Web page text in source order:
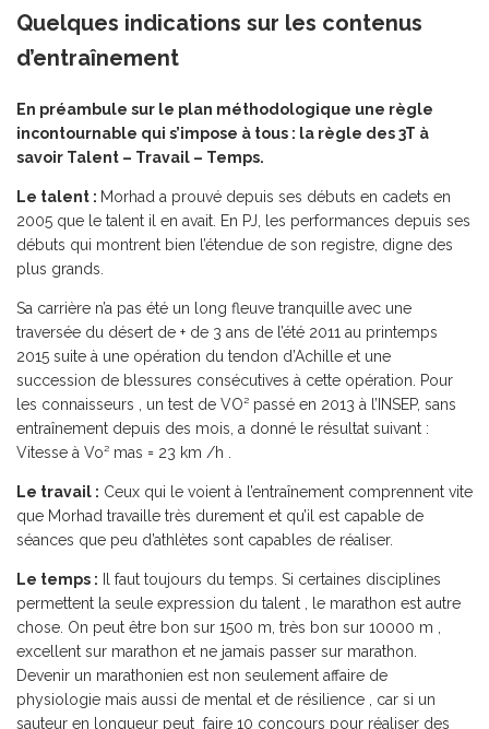
Quelques indications sur les contenus
d’entraînement
En préambule sur le plan méthodologique une règle
incontournable qui s’impose à tous : la règle des 3T à
savoir Talent – Travail – Temps.
Le talent : Morhad a prouvé depuis ses débuts en cadets en
2005 que le talent il en avait. En PJ, les performances depuis ses
débuts qui montrent bien l’étendue de son registre, digne des
plus grands.
Sa carrière n’a pas été un long fleuve tranquille avec une
traversée du désert de + de 3 ans de l’été 2011 au printemps
2015 suite à une opération du tendon d’Achille et une
succession de blessures consécutives à cette opération. Pour
les connaisseurs , un test de VO² passé en 2013 à l’INSEP, sans
entraînement depuis des mois, a donné le résultat suivant :
Vitesse à Vo² mas = 23 km /h .
Le travail : Ceux qui le voient à l’entraînement comprennent vite
que Morhad travaille très durement et qu’il est capable de
séances que peu d’athlètes sont capables de réaliser.
Le temps : Il faut toujours du temps. Si certaines disciplines
permettent la seule expression du talent , le marathon est autre
chose. On peut être bon sur 1500 m, très bon sur 10000 m ,
excellent sur marathon et ne jamais passer sur marathon.
Devenir un marathonien est non seulement affaire de
physiologie mais aussi de mental et de résilience , car si un
sauteur en longueur peut faire 10 concours pour réaliser des